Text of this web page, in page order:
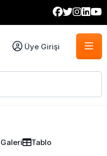
Üye Girişi
Galeri Tablo